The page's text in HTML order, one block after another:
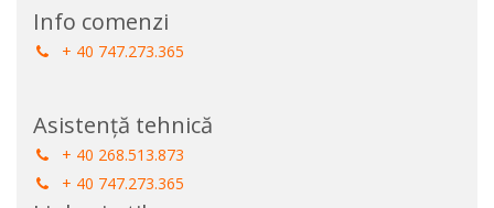
Info comenzi
+ 40 747.273.365
Asistență tehnică
+ 40 268.513.873
+ 40 747.273.365